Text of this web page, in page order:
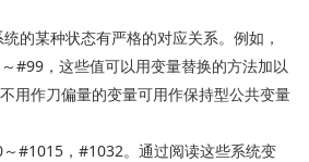
某种状态有严格的对应关系。例如，
～ #99 ，这些值可以用变量替换的方法加以
用作刀偏量的变量可用作保持型公共变量
～ #1015 ， #1032。通过阅读这些系统变